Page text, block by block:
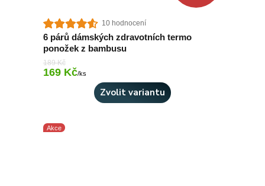
10 hodnocení
6 párů dámských zdravotních termo
ponožek z bambusu
189 Kč
169 Kč/ks
Zvolit variantu
Akce